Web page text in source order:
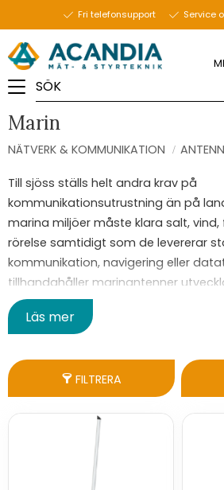
Fri telefonsupport Service
Marin
NÄTVERK & KOMMUNIKATION
Till sjöss ställs helt andra krav på
kommunikationsutrustning än på
marina miljöer måste klara salt,
rörelse samtidigt som de levererar
kommunikation, navigering eller
tillhandahåller marinantenner
förhållanden, med fokus på funktion
Läs mer
FILTRERA